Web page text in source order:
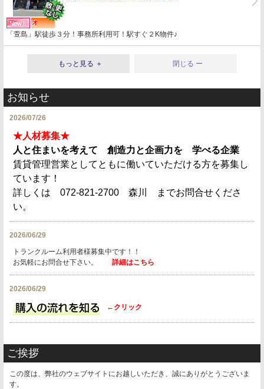
「萱島」駅徒歩３分！事務所利用可！駅すぐ２K物件♪
もっと見る ＋ 閉じる ー
お知らせ
2026/07/26
★人材募集★
人と住まいを考えて 創造力と企画力を 学べる企業
賃貸管理営業としてともに働いていただける方を募集し
ています！
詳しくは 072-821-2700 森川 までお問合せくださ
い。
2026/06/29
トランクルーム利用者様募集中です！！
お気軽にお問合せ下さい。 詳細はこちら
2026/06/29
←クリック
ご挨拶
この度は、弊社のウェブサイトにお越しいただき、誠にありがとうございま
す。